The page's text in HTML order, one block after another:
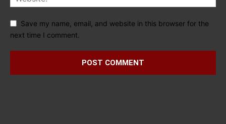
Save my name, email, and website in this browser for the
next time I comment.